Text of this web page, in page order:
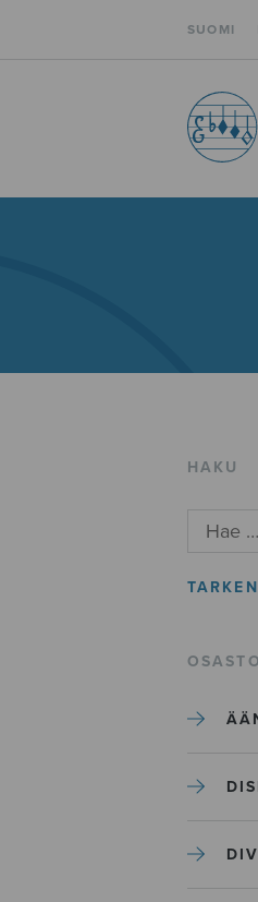
SUOMI
HAKU